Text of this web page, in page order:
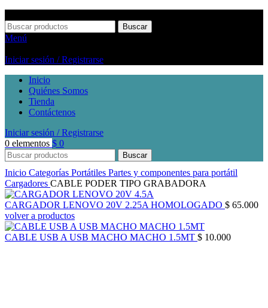
Buscar
Menú
Iniciar sesión / Registrarse
Inicio
Quiénes Somos
Tienda
Contáctenos
Iniciar sesión / Registrarse
0 elementos $ 0
Buscar
Inicio Categorías Portátiles Partes y componentes para portátil
Cargadores CABLE PODER TIPO GRABADORA
CARGADOR LENOVO 20V 2.25A HOMOLOGADO $ 65.000
volver a productos
CABLE USB A USB MACHO MACHO 1.5MT $ 10.000